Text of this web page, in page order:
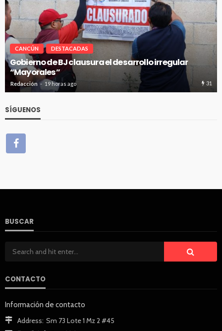
31
CANCÚN DESTACADAS
Pablo Bustamante acompaña a familias afuera
Hospital General de Cancún
Redacción 19 horas ago
SÍGUENOS
BUSCAR
CONTACTO
Información de contacto
Address: Sm 73 Lote 1 Mz 2 #45